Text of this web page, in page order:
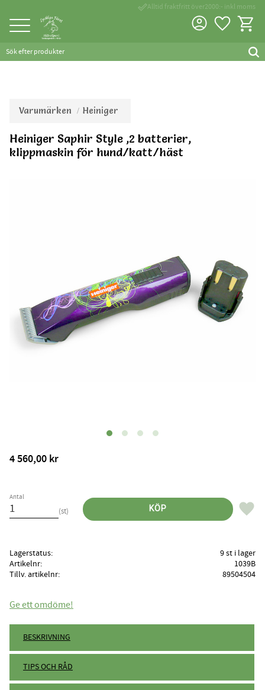
Meny
done_outlineAlltid fraktfritt över2000:- inkl moms
Favoriter
Varumärken Heiniger
Heiniger Saphir Style ,2 batterier,
klippmaskin för hund/katt/häst
4 560,00 kr
Antal
st KÖP Lägg
Lagerstatus
9 st i lager
Artikelnr
1039B
Tillv. artikelnr
89504504
Ge ett omdöme!
BESKRIVNING
TIPS OCH RÅD